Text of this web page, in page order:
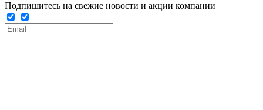
Подпишитесь на свежие новости и акции компании